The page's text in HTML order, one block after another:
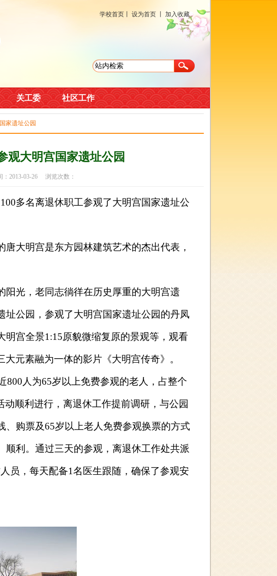
学校首页 设为首页 加入收藏
关工委 社区工作
家遗址公园
观大明宫国家遗址公园
2013-03-26 浏览次数：
多名离退休职工参观了大明宫国家遗址公
大明宫是东方园林建筑艺术的杰出代表，
光，老同志徜徉在历史厚重的大明宫遗
公园，参观了大明宫国家遗址公园的丹凤
明宫全景1:15原貌微缩复原的景观等，观看
大元素融为一体的影片《大明宫传奇》。
800 人为65岁以上免费参观的老人，占整个
动顺利进行，离退休工作提前调研，与公园
、购票及65岁以上老人免费参观换票的方式
利。通过三天的参观，离退休工作处共派
员，每天配备1名医生跟随，确保了参观安